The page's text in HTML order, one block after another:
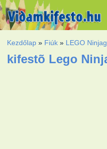
Kezdőlap » Fiúk » LEGO
kifestõ Lego